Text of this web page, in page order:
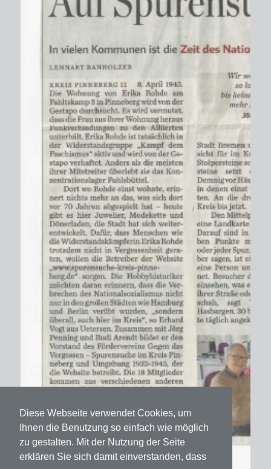
Diese Webseite verwendet Cookies, um
Ihnen die Benutzung so einfach wie möglich
zu gestalten. Mit der Nutzung der Seite
erklären Sie sich damit einverstanden, dass